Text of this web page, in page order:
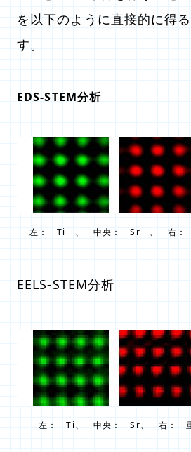
を以下のように直接的に得
す。
EDS-STEM分析
左： Ti 、 中央： Sr 、 右：
EELS-STEM分析
左： Ti、 中央： Sr、 右： 重